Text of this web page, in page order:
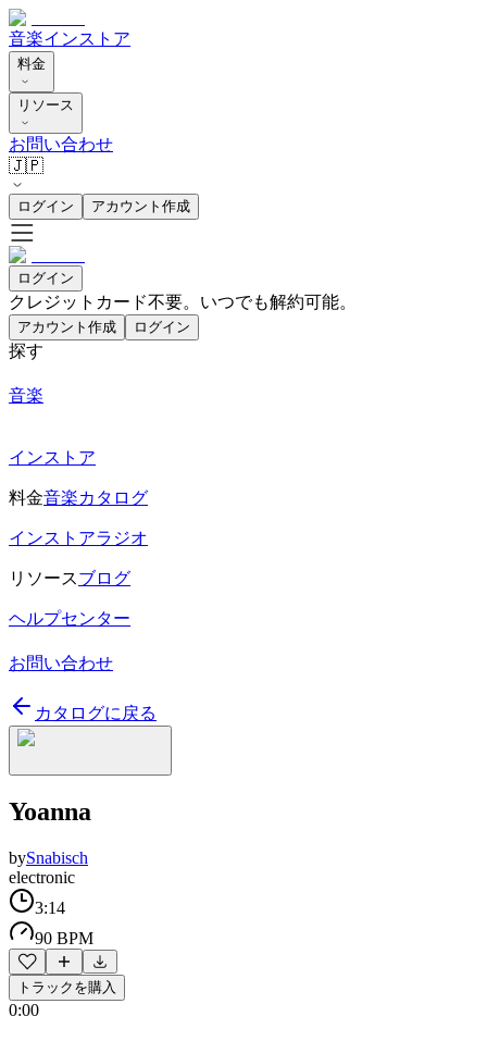
音楽インストア
料金
リソース
お問い合わせ
🇯🇵
ログイン アカウント作成
ログイン
クレジットカード不要。いつでも解約可能。
アカウント作成 ログイン
探す
音楽
インストア
料金音楽カタログ
インストアラジオ
リソースブログ
ヘルプセンター
お問い合わせ
カタログに戻る
Yoanna
bySnabisch
electronic
3:14
90 BPM
トラックを購入
0:00